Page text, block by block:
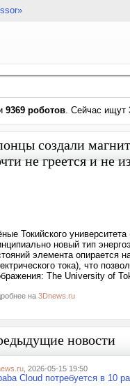
9369 роботов. Сейчас ищут
создали
не греется и не
Токийского
новый тип
элемента опирается
тока), что
The University of
на 3Dnews.ru
новости
, 2026-05-15 19:50
Cloud потребуется в 10